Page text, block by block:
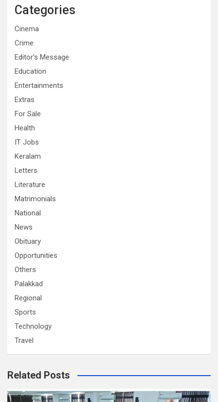
Categories
Cinema
Crime
Editor's Message
Education
Entertainments
Extras
For Sale
Health
IT Jobs
Keralam
Letters
Literature
Matrimonials
National
News
Obituary
Opportunities
Others
Palakkad
Regional
Sports
Technology
Travel
Related Posts